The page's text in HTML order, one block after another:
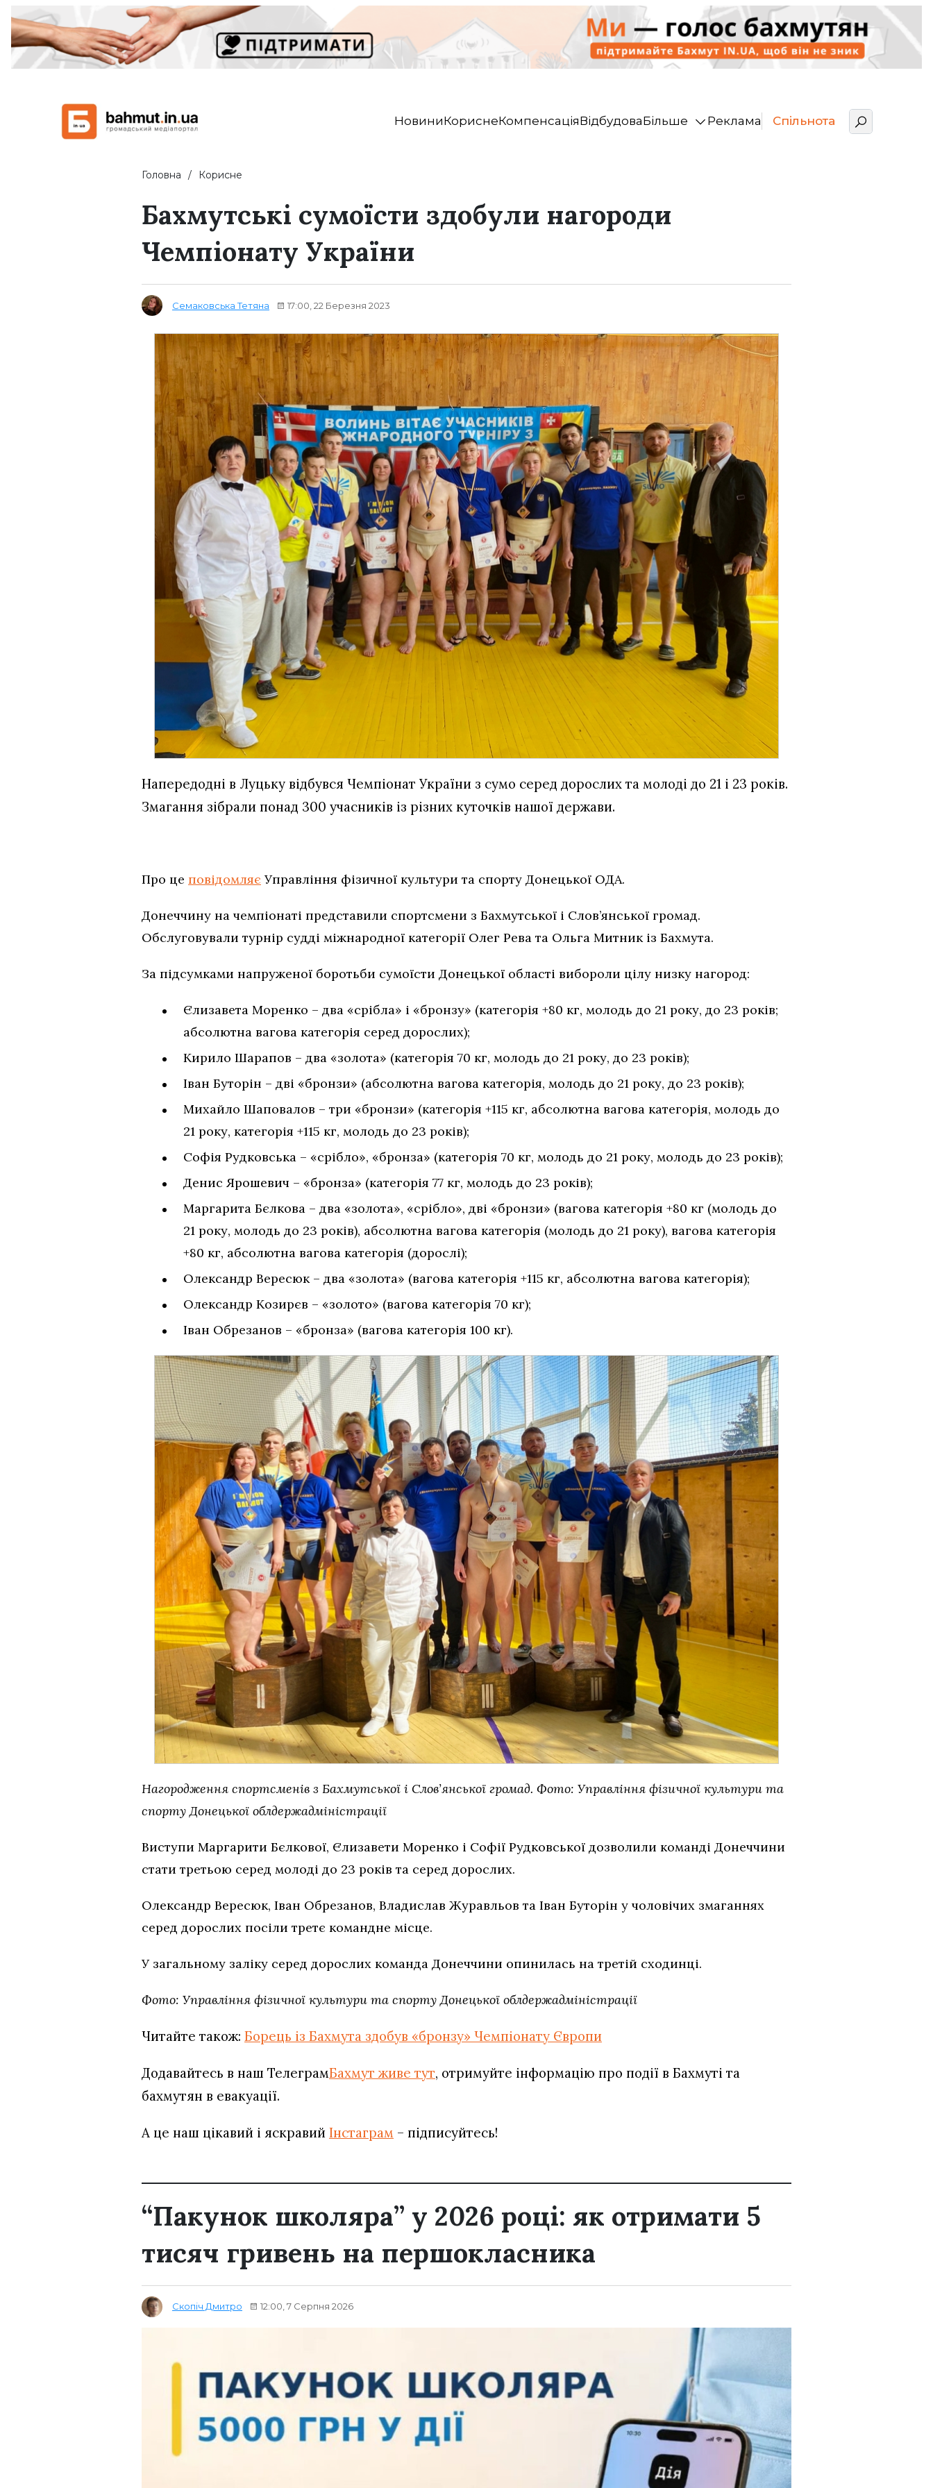
НовиниКориснеКомпенсаціяВідбудоваБільше Реклама Спільнота
Головна Корисне
Бахмутські сумоїсти здобули нагороди
Чемпіонату України
Семаковська Тетяна 17:00, 22 Березня 2023
Напередодні в Луцьку відбувся Чемпіонат України з сумо серед дорослих та молоді до 21 і 23 років.
Змагання зібрали понад 300 учасників із різних куточків нашої держави.
Про це повідомляє Управління фізичної культури та спорту Донецької ОДА.
Донеччину на чемпіонаті представили спортсмени з Бахмутської і Слов’янської громад.
Обслуговували турнір судді міжнародної категорії Олег Рева та Ольга Митник із Бахмута.
За підсумками напруженої боротьби сумоїсти Донецької області вибороли цілу низку нагород:
Єлизавета Моренко – два «срібла» і «бронзу» (категорія +80 кг, молодь до 21 року, до 23 років;
абсолютна вагова категорія серед дорослих);
Кирило Шарапов – два «золота» (категорія 70 кг, молодь до 21 року, до 23 років);
Іван Буторін – дві «бронзи» (абсолютна вагова категорія, молодь до 21 року, до 23 років);
Михайло Шаповалов – три «бронзи» (категорія +115 кг, абсолютна вагова категорія, молодь до
21 року, категорія +115 кг, молодь до 23 років);
Софія Рудковська – «срібло», «бронза» (категорія 70 кг, молодь до 21 року, молодь до 23 років);
Денис Ярошевич – «бронза» (категорія 77 кг, молодь до 23 років);
Маргарита Бєлкова – два «золота», «срібло», дві «бронзи» (вагова категорія +80 кг (молодь до
21 року, молодь до 23 років), абсолютна вагова категорія (молодь до 21 року), вагова категорія
+80 кг, абсолютна вагова категорія (дорослі);
Олександр Вересюк – два «золота» (вагова категорія +115 кг, абсолютна вагова категорія);
Олександр Козирєв – «золото» (вагова категорія 70 кг);
Іван Обрезанов – «бронза» (вагова категорія 100 кг).
Нагородження спортсменів з Бахмутської і Слов’янської громад. Фото: Управління фізичної культури та
спорту Донецької облдержадміністрації
Виступи Маргарити Бєлкової, Єлизавети Моренко і Софії Рудковської дозволили команді Донеччини
стати третьою серед молоді до 23 років та серед дорослих.
Олександр Вересюк, Іван Обрезанов, Владислав Журавльов та Іван Буторін у чоловічих змаганнях
серед дорослих посіли третє командне місце.
У загальному заліку серед дорослих команда Донеччини опинилась на третій сходинці.
Фото: Управління фізичної культури та спорту Донецької облдержадміністрації
Читайте також: Борець із Бахмута здобув «бронзу» Чемпіонату Європи
Додавайтесь в наш ТелеграмБахмут живе тут, отримуйте інформацію про події в Бахмуті та
бахмутян в евакуації.
А це наш цікавий і яскравий Інстаграм – підписуйтесь!
“Пакунок школяра” у 2026 році: як отримати 5
тисяч гривень на першокласника
Скопіч Дмитро 12:00, 7 Серпня 2026